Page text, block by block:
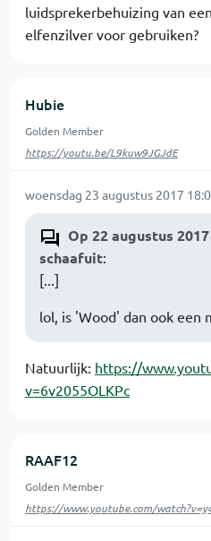
luidsprekerbehuizing van
elfenzilver voor gebruiken?
Hubie
Golden Member
https://youtu.be/L9kuw9JGJdE
woensdag 23 augustus 2017
Op 22 augustus
schaafuit:
[...]
lol, is 'Wood' dan ook een
Natuurlijk: https://
v=6v2055OLKPc
RAAF12
Golden Member
https://www.youtube.com/